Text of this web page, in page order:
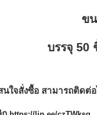
ข
บรรจุ 50
ใจสั่งซื้อ สามารถติดต่